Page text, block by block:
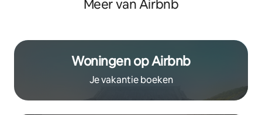
Meer van Airbnb
Woningen op Airbnb
Je vakantie boeken